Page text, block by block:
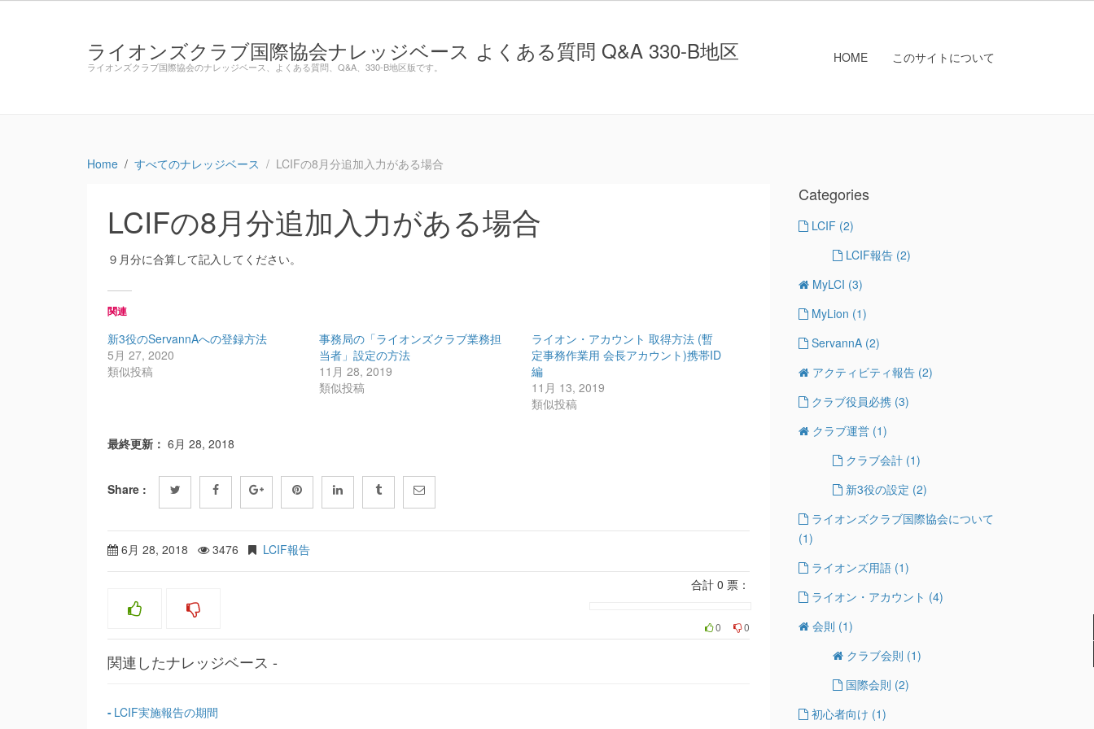
ライオンズクラブ国際協会ナレッジベース よくある質問 Q&A 330-B地区
ライオンズクラブ国際協会のナレッジベース、よくある質問、Q&A、330-B地区版です。
HOME このサイトについて
Home すべてのナレッジベース LCIFの8月分追加入力がある場合
LCIFの8月分追加入力がある場合
９月分に合算して記入してください。
関連
新3役のServannAへの登録方法
5月 27, 2020
類似投稿
事務局の「ライオンズクラブ業務担
当者」設定の方法
11月 28, 2019
類似投稿
ライオン・アカウント 取得方法 (暫
定事務作業用 会長アカウント)携帯ID
編
11月 13, 2019
類似投稿
最終更新： 6月 28, 2018
Share :
6月 28, 2018 3476 LCIF報告
合計 0 票：
0
0
関連したナレッジベース -
LCIF実施報告の期間
Categories
LCIF (2)
LCIF報告 (2)
MyLCI (3)
MyLion (1)
ServannA (2)
アクティビティ報告 (2)
クラブ役員必携 (3)
クラブ運営 (1)
クラブ会計 (1)
新3役の設定 (2)
ライオンズクラブ国際協会について
(1)
ライオンズ用語 (1)
ライオン・アカウント (4)
会則 (1)
クラブ会則 (1)
国際会則 (2)
初心者向け (1)